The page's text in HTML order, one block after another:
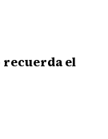
recuerda el